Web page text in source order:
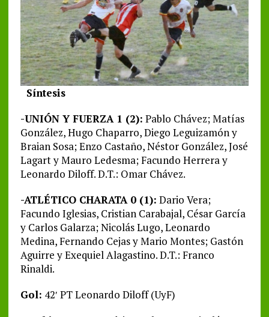
Síntesis
-UNIÓN Y FUERZA 1 (2): Pablo Chávez; Matías
González, Hugo Chaparro, Diego Leguizamón y
Braian Sosa; Enzo Castaño, Néstor González, José
Lagart y Mauro Ledesma; Facundo Herrera y
Leonardo Diloff. D.T.: Omar Chávez.
-ATLÉTICO CHARATA 0 (1): Dario Vera;
Facundo Iglesias, Cristian Carabajal, César García
y Carlos Galarza; Nicolás Lugo, Leonardo
Medina, Fernando Cejas y Mario Montes; Gastón
Aguirre y Exequiel Alagastino. D.T.: Franco
Rinaldi.
Gol: 42′ PT Leonardo Diloff (UyF)